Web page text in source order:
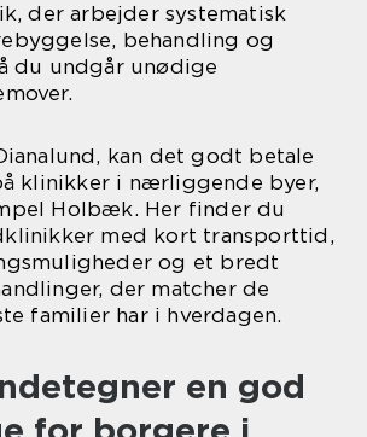
der arbejder systematisk
behandling og
du undgår unødige
kan det godt betale
klinikker i nærliggende byer,
Holbæk. Her finder du
med kort transporttid,
og et bredt
der matcher de
familier har i hverdagen.
en god